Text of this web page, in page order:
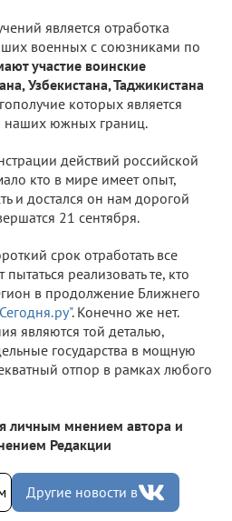
является отработка
военных с союзниками по
участие воинские
Узбекистана, Таджикистана
которых является
наших южных границ.
действий российской
кто в мире имеет опыт,
и достался он нам дорогой
21 сентября.
срок отработать все
реализовать те, кто
в продолжение Ближнего
. Конечно же нет.
являются той деталью,
государства в мощную
отпор в рамках любого
личным мнением автора и
Редакции
Другие новости в